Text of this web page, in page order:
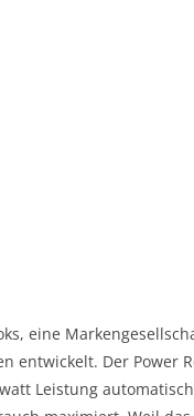
eine
entwickelt. Der Power
Leistung